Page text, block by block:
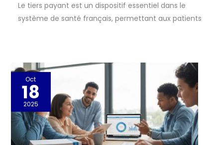
Le tiers payant est un dispositif essentiel dans le
système de santé français, permettant aux patients
Oct
18
2025